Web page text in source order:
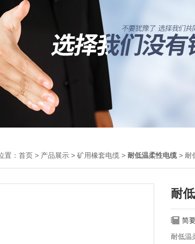
置： 首页 > 产品展示 > 矿用橡套电缆 > 耐低温柔性电缆> 耐
耐
简
耐低温